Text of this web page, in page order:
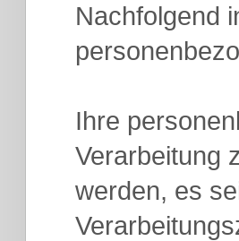
Nachfolgend
Ihre
Verarbeitung
werden, es